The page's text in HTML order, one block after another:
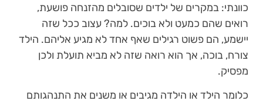
כוונתי: במקרים של ילדים שסובלים מהזנחה פושעת,
רואים שהם כמעט ולא בוכים. למה? עצוב ככל שזה
יישמע, הם פשוט רגילים שאף אחד לא מגיע אליהם. הילד
צורח, בוכה, אך הוא רואה שזה לא מביא תועלת ולכן
מפסיק.
כלומר הילד או הילדה מגיבים או משנים את התנהגותם